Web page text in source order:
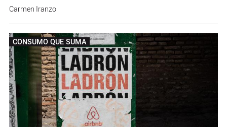
Carmen Iranzo
CONSUMO QUE SUMA